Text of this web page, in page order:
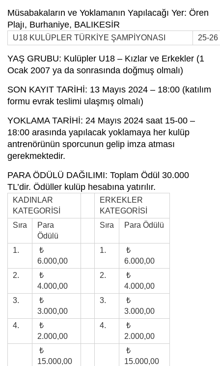
Müsabakaların ve Yoklamanın Yapılacağı Yer: Ören
Plajı, Burhaniye, BALIKESİR
U18 KULÜPLER TÜRKİYE ŞAMPİYONASI 25-26
YAŞ GRUBU: Kulüpler U18 – Kızlar ve Erkekler (1
Ocak 2007 ya da sonrasında doğmuş olmalı)
SON KAYIT TARİHİ: 13 Mayıs 2024 – 18:00 (katılım
formu evrak teslimi ulaşmış olmalı)
YOKLAMA TARİHİ: 24 Mayıs 2024 saat 15-00 –
18:00 arasında yapılacak yoklamaya her kulüp
antrenörünün sporcunun gelip imza atması
gerekmektedir.
PARA ÖDÜLÜ DAĞILIMI: Toplam Ödül 30.000
TL’dir. Ödüller kulüp hesabına yatırılır.
KADINLAR
KATEGORİSİ
ERKEKLER
KATEGORİSİ
Sıra
Para
Ödülü
Sıra Para Ödülü
1.
₺
6.000,00
1.
₺
6.000,00
2.
₺
4.000,00
2.
₺
4.000,00
3.
₺
3.000,00
3.
₺
3.000,00
4.
₺
2.000,00
4.
₺
2.000,00
₺
15.000,00
₺
15.000,00